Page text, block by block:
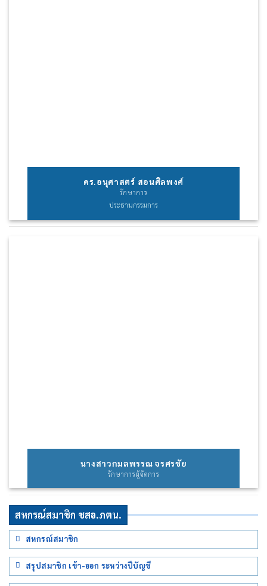
ดร.อนุศาสตร์ สอนศิลพงศ์
รักษาการ
ประธานกรรมการ
นางสาวกมลพรรณ จรศรชัย
รักษาการผู้จัดการ
สหกรณ์สมาชิก ชสอ.ภตน.
สหกรณ์สมาชิก
สรุปสมาชิก เข้า-ออก ระหว่างปีบัญชี